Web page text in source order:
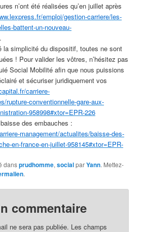
n’ont été réalisées qu’en juillet après
emploi/gestion-carriere/les-
battent-un-nouveau-
.
la simplicité du dispositif, toutes ne sont
! Pour valider les vôtres, n’hésitez pas
Social Mobilité afin que nous puissions
et sécuriser juridiquement vos
carriere-
rupture-conventionnelle-gare-aux-
958998#xtor=EPR-226
des embauches :
management/actualites/baisse-des-
en-france-en-juillet-958145#xtor=EPR-
dansprudhomme,socialparYann. Mettez-
.
commentaire
ne sera pas publiée. Les champs